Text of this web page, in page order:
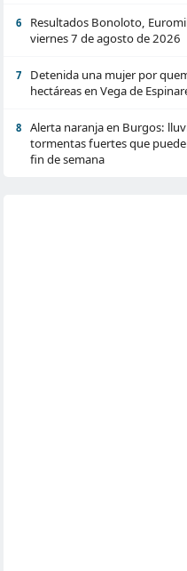
6
Resultados Bonoloto,
viernes 7 de agosto de 2026
7
Detenida una mujer por
hectáreas en Vega de
8
Alerta naranja en Burgos:
tormentas fuertes que
fin de semana